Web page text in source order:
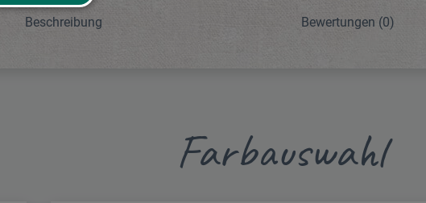
Beschreibung Bewertungen (0)
Farbauswahl